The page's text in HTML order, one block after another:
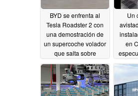
BYD se enfrenta al
Tesla Roadster 2 con
una demostración de
un supercoche volador
que salta sobre
bandas de clavos y
baches a gran
velocidad01/08/2025
Un
en